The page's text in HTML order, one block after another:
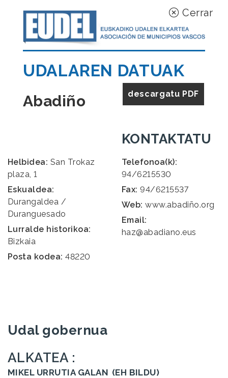
Cerrar
UDALAREN DATUAK
descargatu PDF
Abadiño
Helbidea: San Trokaz
plaza, 1
Eskualdea:
Durangaldea /
Duranguesado
Lurralde historikoa:
Bizkaia
Posta kodea: 48220
KONTAKTATU
Telefonoa(k):
94/6215530
Fax: 94/6215537
Web: www.abadiño.org
Email:
haz@abadiano.eus
Udal gobernua
ALKATEA :
MIKEL URRUTIA GALAN (EH BILDU)